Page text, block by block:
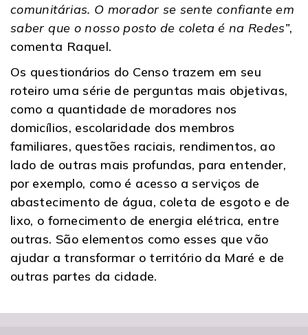
comunitárias. O morador se sente confiante em
saber que o nosso posto de coleta é na Redes”,
comenta Raquel.
Os questionários do Censo trazem em seu
roteiro uma série de perguntas mais objetivas,
como a quantidade de moradores nos
domicílios, escolaridade dos membros
familiares, questões raciais, rendimentos, ao
lado de outras mais profundas, para entender,
por exemplo, como é acesso a serviços de
abastecimento de água, coleta de esgoto e de
lixo, o fornecimento de energia elétrica, entre
outras. São elementos como esses que vão
ajudar a transformar o território da Maré e de
outras partes da cidade.